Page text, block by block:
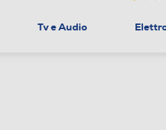
Tv e Audio